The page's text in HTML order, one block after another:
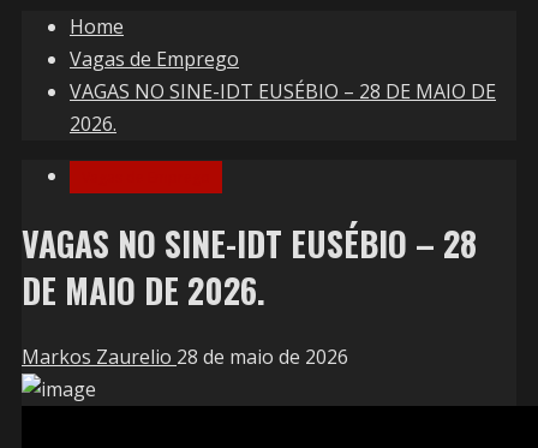
Home
Vagas de Emprego
VAGAS NO SINE-IDT EUSÉBIO – 28 DE MAIO DE
2026.
VAGAS NO SINE-IDT EUSÉBIO – 28
DE MAIO DE 2026.
Markos Zaurelio 28 de maio de 2026